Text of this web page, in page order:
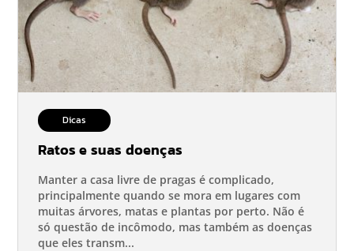
Dicas
Ratos e suas doenças
Manter a casa livre de pragas é complicado,
principalmente quando se mora em lugares com
muitas árvores, matas e plantas por perto. Não é
só questão de incômodo, mas também as doenças
que eles transm...